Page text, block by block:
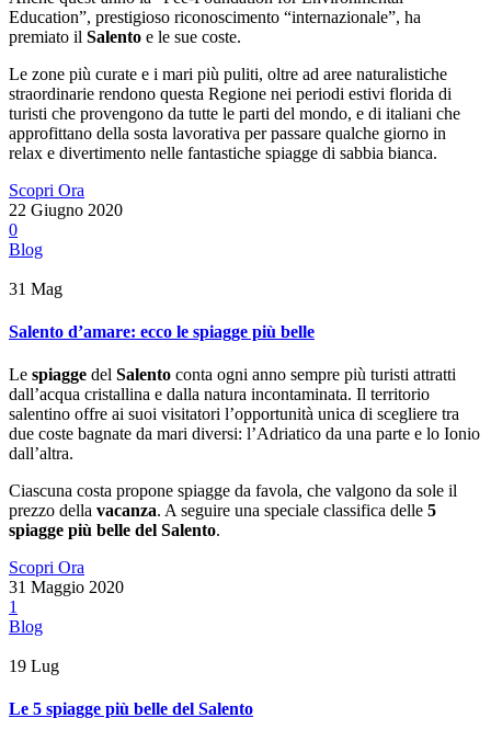
Education”, prestigioso riconoscimento “internazionale”, ha
premiato il Salento e le sue coste.
Le zone più curate e i mari più puliti, oltre ad aree naturalistiche
straordinarie rendono questa Regione nei periodi estivi florida di
turisti che provengono da tutte le parti del mondo, e di italiani che
approfittano della sosta lavorativa per passare qualche giorno in
relax e divertimento nelle fantastiche spiagge di sabbia bianca.
Scopri Ora
22 Giugno 2020
0
Blog
31 Mag
Salento d’amare: ecco le spiagge più belle
Le spiagge del Salento conta ogni anno sempre più turisti attratti
dall’acqua cristallina e dalla natura incontaminata. Il territorio
salentino offre ai suoi visitatori l’opportunità unica di scegliere tra
due coste bagnate da mari diversi: l’Adriatico da una parte e lo Ionio
dall’altra.
Ciascuna costa propone spiagge da favola, che valgono da sole il
prezzo della vacanza. A seguire una speciale classifica delle 5
spiagge più belle del Salento.
Scopri Ora
31 Maggio 2020
1
Blog
19 Lug
Le 5 spiagge più belle del Salento